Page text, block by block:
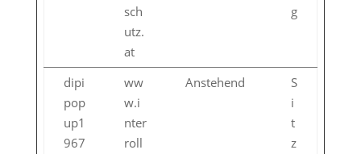
sch
utz.
at
g
dipi
pop
up1
967
ww
w.i
nter
roll
Anstehend
S
i
t
z